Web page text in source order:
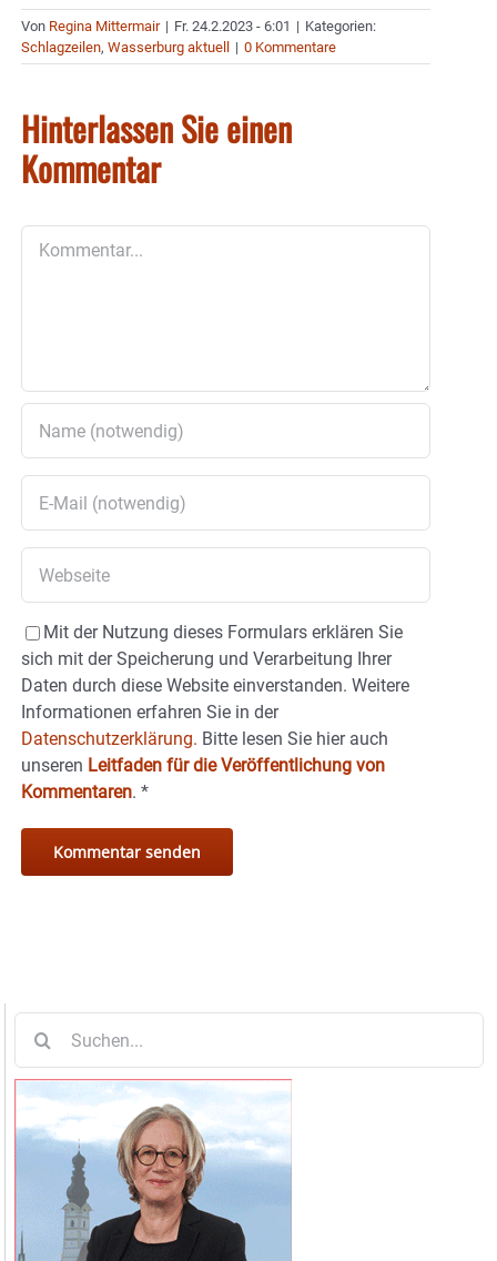
Von Regina Mittermair | Fr. 24.2.2023 - 6:01 | Kategorien:
Schlagzeilen, Wasserburg aktuell | 0 Kommentare
Hinterlassen Sie einen
Kommentar
Mit der Nutzung dieses Formulars erklären Sie
sich mit der Speicherung und Verarbeitung Ihrer
Daten durch diese Website einverstanden. Weitere
Informationen erfahren Sie in der
Datenschutzerklärung. Bitte lesen Sie hier auch
unseren Leitfaden für die Veröffentlichung von
Kommentaren. *
nach: